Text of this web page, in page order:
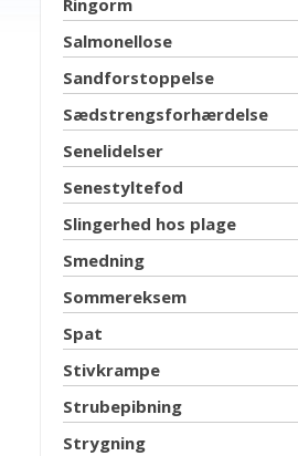
Ringorm
Salmonellose
Sandforstoppelse
Sædstrengsforhærdelse
Senelidelser
Senestyltefod
Slingerhed hos plage
Smedning
Sommereksem
Spat
Stivkrampe
Strubepibning
Strygning